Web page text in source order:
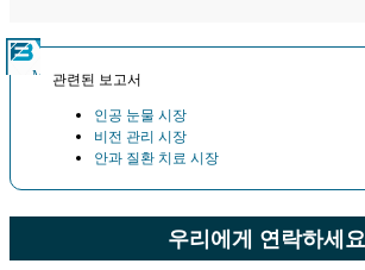
관련된 보고서
인공 눈물 시장
비전 관리 시장
안과 질환 치료 시장
우리에게 연락하세요